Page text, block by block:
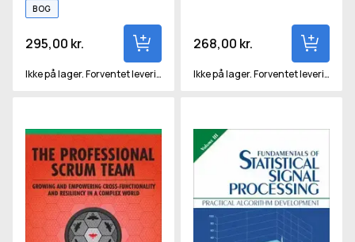
BOG
295,00 kr.
Ikke på lager. Forventet levering om ca. 12 hverdage
268,00 kr.
Ikke på lager. Forventet levering om ca. 15 hverdage